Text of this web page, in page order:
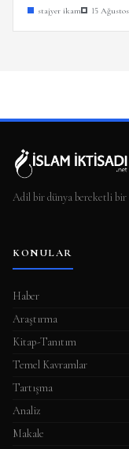
stajyer ikam 15
Adil bir dünya bereketli
KONULAR
Haber
Araştırma
Kitap-Tanıtım
Temel Kavramlar
Tartışma
Analiz
Makale